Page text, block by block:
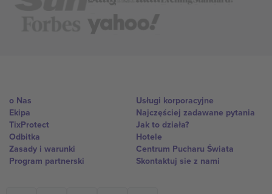
o Nas
Ekipa
TixProtect
Odbitka
Zasady i warunki
Program partnerski
Usługi korporacyjne
Najczęściej zadawane pytania
Jak to działa?
Hotele
Centrum Pucharu Świata
Skontaktuj sie z nami